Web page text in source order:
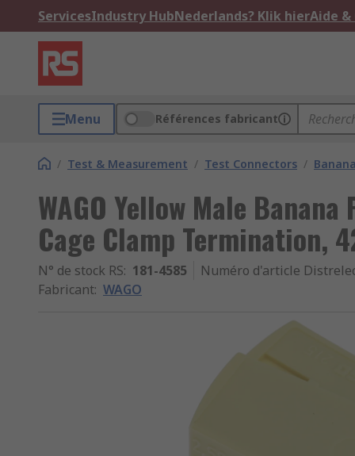
ServicesIndustry HubNederlands? Klik hierAide
Menu Références fabricant
/ Test & Measurement / Test Connectors /
WAGO Yellow Male
Cage Clamp Termination,
N° de stock RS: 181-4585 Numéro d'article
Fabricant: WAGO